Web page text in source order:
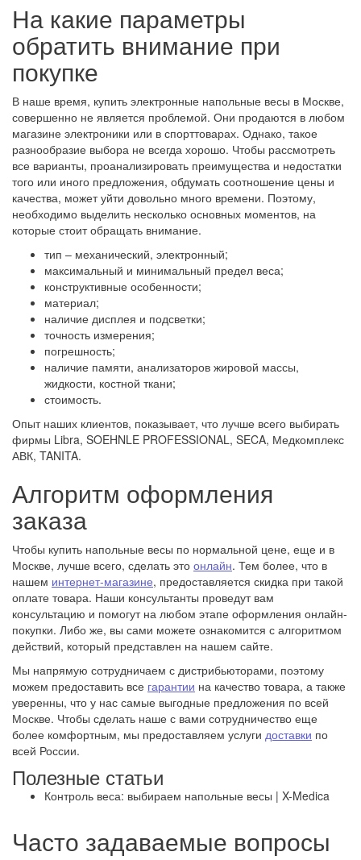
На какие параметры
обратить внимание при
покупке
В наше время, купить электронные напольные весы в Москве,
совершенно не является проблемой. Они продаются в любом
магазине электроники или в спорттоварах. Однако, такое
разнообразие выбора не всегда хорошо. Чтобы рассмотреть
все варианты, проанализировать преимущества и недостатки
того или иного предложения, обдумать соотношение цены и
качества, может уйти довольно много времени. Поэтому,
необходимо выделить несколько основных моментов, на
которые стоит обращать внимание.
тип – механический, электронный;
максимальный и минимальный предел веса;
конструктивные особенности;
материал;
наличие дисплея и подсветки;
точность измерения;
погрешность;
наличие памяти, анализаторов жировой массы,
жидкости, костной ткани;
стоимость.
Опыт наших клиентов, показывает, что лучше всего выбирать
фирмы Libra, SOEHNLE PROFESSIONAL, SECA, Медкомплекс
АВК, TANITA.
Алгоритм оформления
заказа
Чтобы купить напольные весы по нормальной цене, еще и в
Москве, лучше всего, сделать это онлайн. Тем более, что в
нашем интернет-магазине, предоставляется скидка при такой
оплате товара. Наши консультанты проведут вам
консультацию и помогут на любом этапе оформления онлайн-
покупки. Либо же, вы сами можете ознакомится с алгоритмом
действий, который представлен на нашем сайте.
Мы напрямую сотрудничаем с дистрибьюторами, поэтому
можем предоставить все гарантии на качество товара, а также
уверенны, что у нас самые выгодные предложения по всей
Москве. Чтобы сделать наше с вами сотрудничество еще
более комфортным, мы предоставляем услуги доставки по
всей России.
Полезные статьи
Контроль веса: выбираем напольные весы | X-Medica
Часто задаваемые вопросы